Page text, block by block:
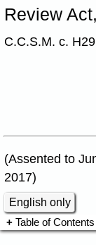
Review Act,
C.C.S.M. c. H29
(Assented to
2017)
English only
Table of Contents